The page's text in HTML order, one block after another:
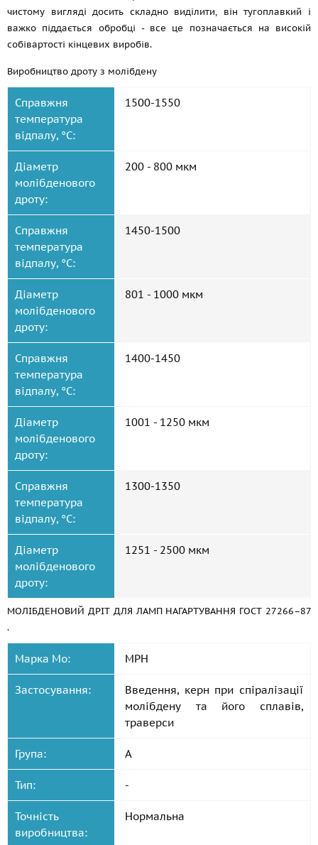
чистому вигляді досить складно виділити, він тугоплавкий і
важко піддається обробці - все це позначається на високій
собівартості кінцевих виробів.
Виробництво дроту з молібдену
Справжня
температура
відпалу, °С:
1500-1550
Діаметр
молібденового
дроту:
200 - 800 мкм
Справжня
температура
відпалу, °С:
1450-1500
Діаметр
молібденового
дроту:
801 - 1000 мкм
Справжня
температура
відпалу, °С:
1400-1450
Діаметр
молібденового
дроту:
1001 - 1250 мкм
Справжня
температура
відпалу, °С:
1300-1350
Діаметр
молібденового
дроту:
1251 - 2500 мкм
МОЛІБДЕНОВИЙ ДРІТ ДЛЯ ЛАМП НАГАРТУВАННЯ ГОСТ 27266–87
.
Марка Mo: МРН
Застосування:
Введення, керн при спіралізації
молібдену та його сплавів,
траверси
Група: А
Тип: -
Точність
виробництва:
Нормальна